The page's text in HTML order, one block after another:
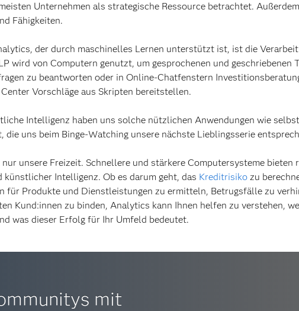
Unternehmen als strategische Ressource betrachtet.
Fähigkeiten.
der durch maschinelles Lernen unterstützt ist, ist die
wird von Computern genutzt, um gesprochenen und
zu beantworten oder in Online-Chatfenstern
Vorschläge aus Skripten bereitstellen.
Intelligenz haben uns solche nützlichen Anwendungen wie
die uns beim Binge-Watching unsere nächste Lieblingsserie
unsere Freizeit. Schnellere und stärkere Computersysteme
Intelligenz. Ob es darum geht, das Kreditrisikozu
für Produkte und Dienstleistungen zu ermitteln, Betrugsfälle zu
Kund:innen zu binden, Analytics kann Ihnen helfen zu verstehen,
was dieser Erfolg für Ihr Umfeld bedeutet.
mit